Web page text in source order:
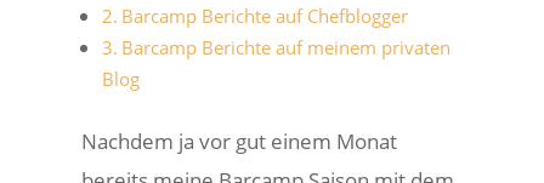
Barcamp Berichte auf Chefblogger
Barcamp Berichte auf meinem privaten
Blog
Nachdem ja vor gut einem Monat